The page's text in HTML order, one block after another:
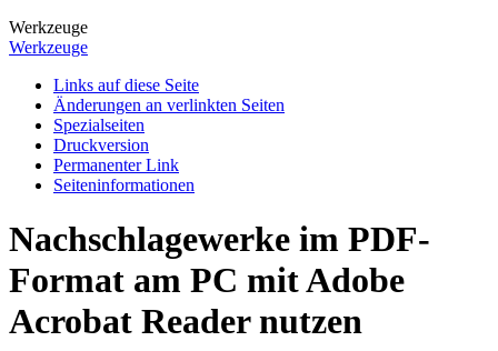
Werkzeuge
Werkzeuge
Links auf diese Seite
Änderungen an verlinkten Seiten
Spezialseiten
Druckversion
Permanenter Link
Seiten­­informationen
Nachschlagewerke im PDF-
Format am PC mit Adobe
Acrobat Reader nutzen